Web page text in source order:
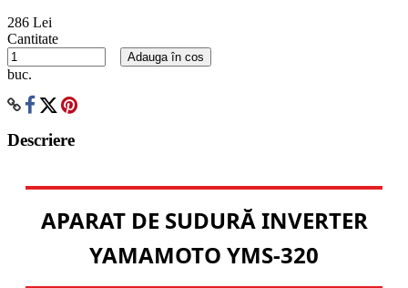
286 Lei
Cantitate
buc.
Adauga în cos
Descriere
APARAT DE SUDURĂ INVERTER
YAMAMOTO YMS-320